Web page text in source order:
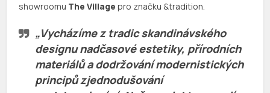
showroomu The Village pro značku &tradition.
„Vycházíme z tradic skandinávského
designu nadčasové estetiky, přírodních
materiálů a dodržování modernistických
principů zjednodušování